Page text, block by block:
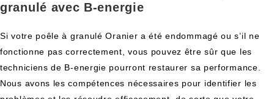
granulé avec B-energie
Si votre poêle à granulé Oranier a été endommagé ou s’il ne
fonctionne pas correctement, vous pouvez être sûr que les
techniciens de B-energie pourront restaurer sa performance.
Nous avons les compétences nécessaires pour identifier les